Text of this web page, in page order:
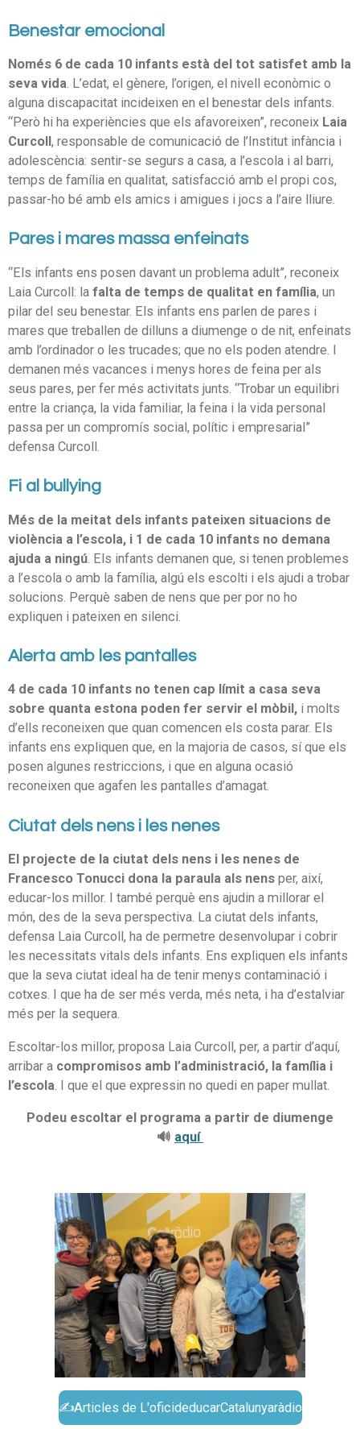
Benestar emocional
Només 6 de cada 10 infants està del tot satisfet amb la
seva vida. L’edat, el gènere, l’origen, el nivell econòmic o
alguna discapacitat incideixen en el benestar dels infants.
“Però hi ha experiències que els afavoreixen”, reconeix Laia
Curcoll, responsable de comunicació de l’Institut infància i
adolescència: sentir-se segurs a casa, a l’escola i al barri,
temps de família en qualitat, satisfacció amb el propi cos,
passar-ho bé amb els amics i amigues i jocs a l’aire lliure.
Pares i mares massa enfeinats
“Els infants ens posen davant un problema adult”, reconeix
Laia Curcoll: la falta de temps de qualitat en família, un
pilar del seu benestar. Els infants ens parlen de pares i
mares que treballen de dilluns a diumenge o de nit, enfeinats
amb l’ordinador o les trucades; que no els poden atendre. I
demanen més vacances i menys hores de feina per als
seus pares, per fer més activitats junts. “Trobar un equilibri
entre la criança, la vida familiar, la feina i la vida personal
passa per un compromís social, polític i empresarial”
defensa Curcoll.
Fi al bullying
Més de la meitat dels infants pateixen situacions de
violència a l’escola, i 1 de cada 10 infants no demana
ajuda a ningú . Els infants demanen que, si tenen problemes
a l’escola o amb la família, algú els escolti i els ajudi a trobar
solucions. Perquè saben de nens que per por no ho
expliquen i pateixen en silenci.
Alerta amb les pantalles
4 de cada 10 infants no tenen cap límit a casa seva
sobre quanta estona poden fer servir el mòbil, i molts
d’ells reconeixen que quan comencen els costa parar. Els
infants ens expliquen que, en la majoria de casos, sí que els
posen algunes restriccions, i que en alguna ocasió
reconeixen que agafen les pantalles d’amagat.
Ciutat dels nens i les nenes
El projecte de la ciutat dels nens i les nenes de
Francesco Tonucci dona la paraula als nens per, així,
educar-los millor. I també perquè ens ajudin a millorar el
món, des de la seva perspectiva. La ciutat dels infants,
defensa Laia Curcoll, ha de permetre desenvolupar i cobrir
les necessitats vitals dels infants. Ens expliquen els infants
que la seva ciutat ideal ha de tenir menys contaminació i
cotxes. I que ha de ser més verda, més neta, i ha d’estalviar
més per la sequera.
Escoltar-los millor, proposa Laia Curcoll, per, a partir d’aquí,
arribar a compromisos amb l’administració, la família i
l’escola . I que el que expressin no quedi en paper mullat.
Podeu escoltar el programa a partir de diumenge
🔊 aquí
✍️Articles de L'oficideducarCatalunyaràdio